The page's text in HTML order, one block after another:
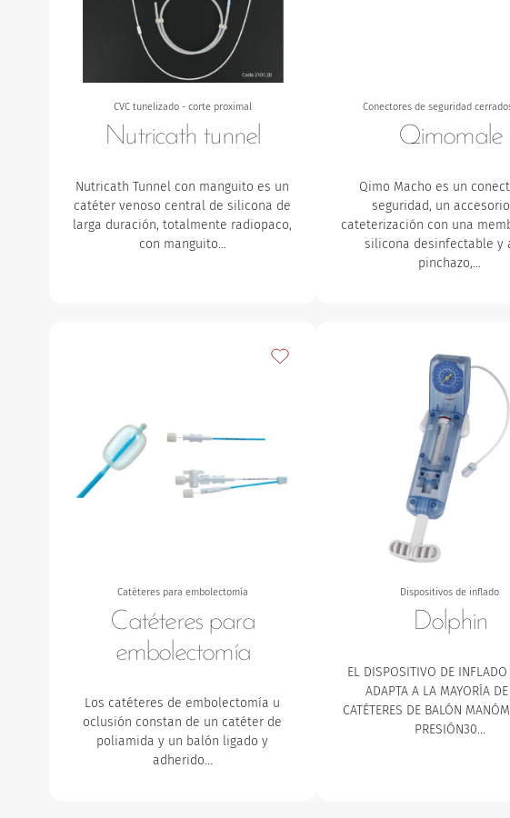
CVC tunelizado - corte proximal
Nutricath tunnel
Nutricath Tunnel con manguito es un
catéter venoso central de silicona de
larga duración, totalmente radiopaco,
con manguito…
Conectores de seguridad
Qimomale
Qimo Macho es un
seguridad, un
cateterización con una
silicona desinfectable y
pinchazo,…
Catéteres para embolectomía
Catéteres para
embolectomía
Los catéteres de embolectomía u
oclusión constan de un catéter de
poliamida y un balón ligado y
adherido…
Añadir a mis favoritos
Dispositivos de inflado
Dolphin
EL DISPOSITIVO DE INFLADO
ADAPTA A LA MAYORÍA
CATÉTERES DE BALÓN
PRESIÓN30…